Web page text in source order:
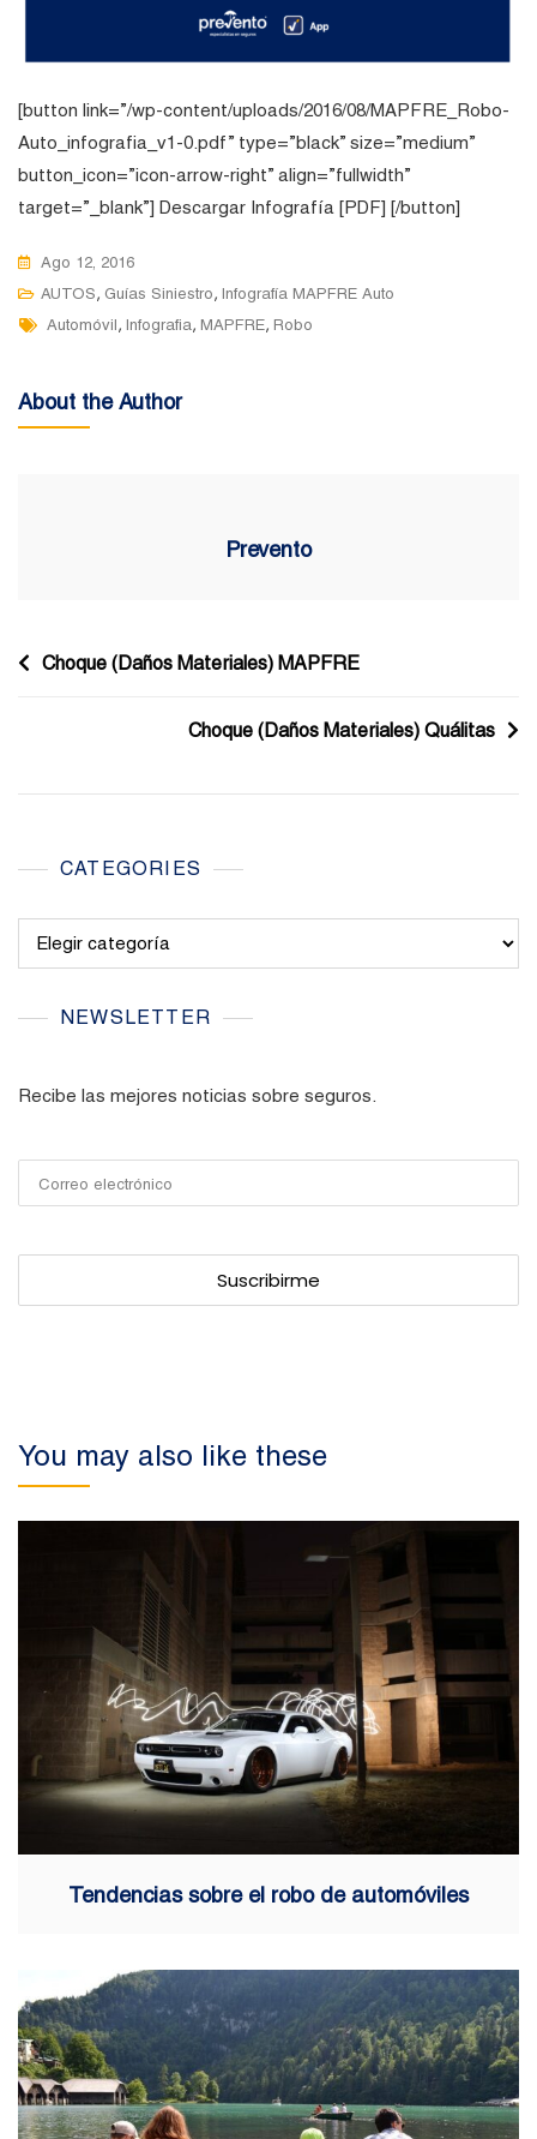
[button link=”/wp-content/uploads/2016/08/MAPFRE_Robo-
Auto_infografia_v1-0.pdf” type=”black” size=”medium”
button_icon=”icon-arrow-right” align=”fullwidth”
target=”_blank”] Descargar Infografía [PDF] [/button]
Ago 12, 2016
AUTOS, Guías Siniestro, Infografía MAPFRE Auto
Tags
Automóvil, Infografia, MAPFRE, Robo
About the Author
Prevento
Navegación
Choque (Daños Materiales) MAPFRE
Choque (Daños Materiales) Quálitas
CATEGORIES
NEWSLETTER
Recibe las mejores noticias sobre seguros.
You may also like these
Tendencias sobre el robo de automóviles